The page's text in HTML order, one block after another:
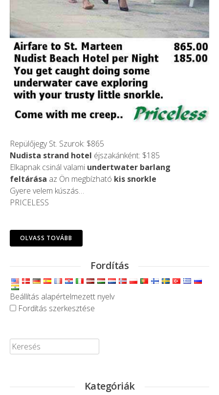
Repülőjegy St. Szurok: $865
Nudista strand hotel éjszakánként: $185
Elkapnak csinál valami undertwater barlang
feltárása az Ön megbízható kis snorkle
Gyere velem kúszás…
PRICELESS
OLVASS TOVÁBB
Fordítás
Beállítás alapértelmezett nyelv
Fordítás szerkesztése
Keresése:
Kategóriák